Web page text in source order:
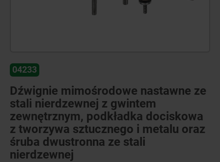
04233
Dźwignie mimośrodowe nastawne ze
stali nierdzewnej z gwintem
zewnętrznym, podkładka dociskowa
z tworzywa sztucznego i metalu oraz
śruba dwustronna ze stali
nierdzewnej